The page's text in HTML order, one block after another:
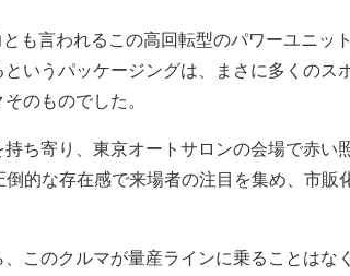
も言われるこの高回転型のパワーユニッ
いうパッケージングは、まさに多くのス
のものでした。
ち寄り、東京オートサロンの会場で赤い
倒的な存在感で来場者の注目を集め、市販
このクルマが量産ラインに乗ることはな